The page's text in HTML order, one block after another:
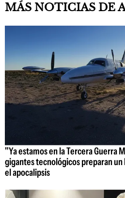
MÁS NOTICIAS DE
"Ya estamos en la Tercera Guerra
gigantes tecnológicos preparan
el apocalipsis